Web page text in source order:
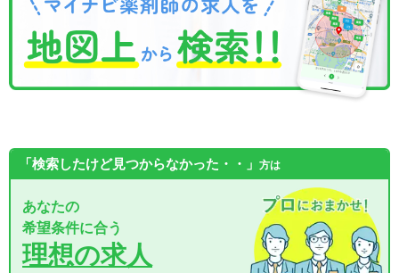
「検索したけど見つからなかった・・」 方は
あなたの
希望条件に合う
理想の求人